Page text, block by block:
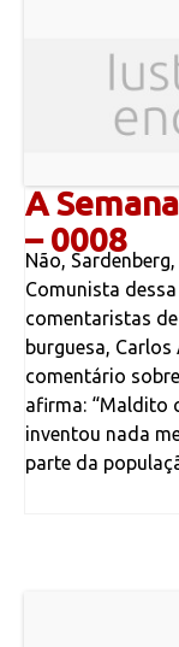
A
– 0008
Não,
Comunista
comentaristas
burguesa,
comentário
afirma: “Maldito
inventou nada
parte da